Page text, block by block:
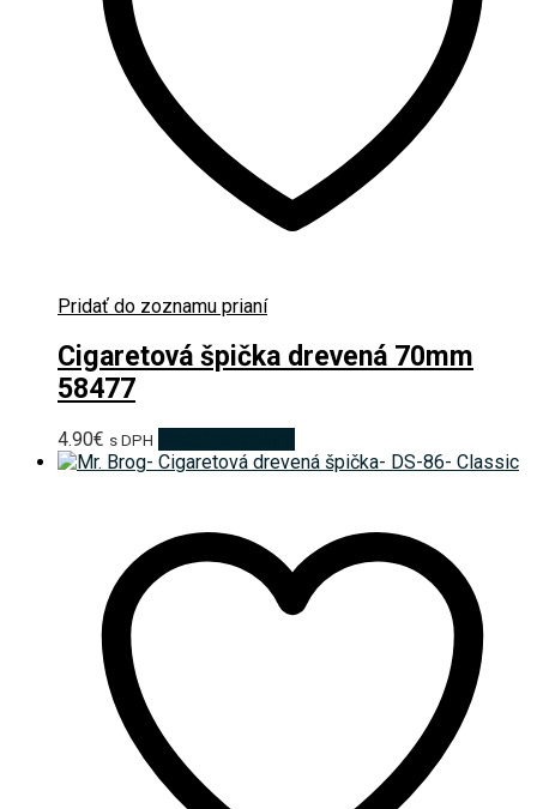
Pridať do zoznamu prianí
Cigaretová špička drevená 70mm
58477
4.90€ s DPH